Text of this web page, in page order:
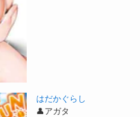
はだかぐらし
👤アガタ